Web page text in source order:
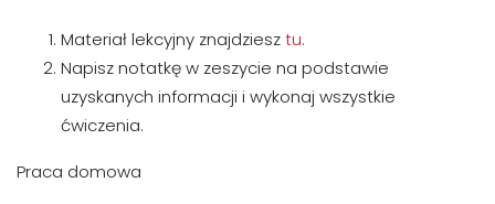
Materiał lekcyjny znajdziesztu.
Napisz notatkę w zeszycie na podstawie
uzyskanych informacji i wykonaj wszystkie
ćwiczenia.
Praca domowa